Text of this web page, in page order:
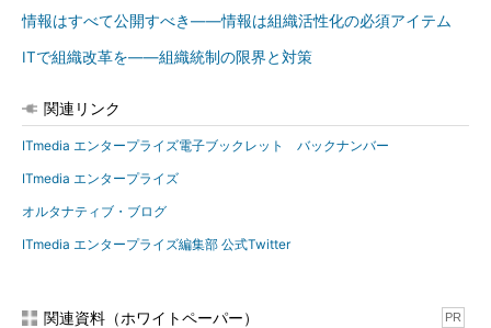
情報はすべて公開すべき――情報は組織活性化の必須アイテム
ITで組織改革を――組織統制の限界と対策
関連リンク
ITmedia エンタープライズ電子ブックレット バックナンバー
ITmedia エンタープライズ
オルタナティブ・ブログ
ITmedia エンタープライズ編集部 公式Twitter
関連資料（ホワイトペーパー） PR